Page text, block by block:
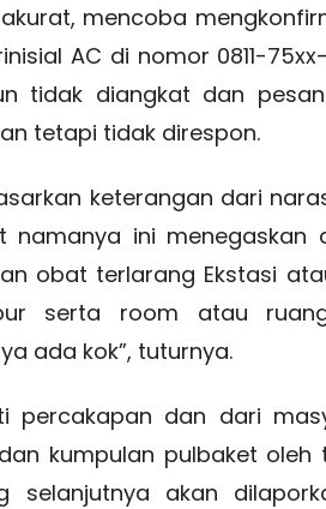
mencoba
AC di nomor 0811-
tidak diangkat dan
tetapi tidak direspon.
keterangan dari
namanya ini menegaskan
obat terlarang Ekstasi
serta room atau
ada kok”, tuturnya.
percakapan dan dari
kumpulan pulbaket
selanjutnya akan